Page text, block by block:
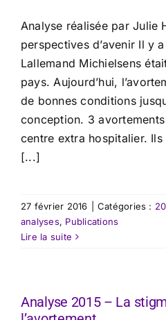
Analyse réalisée par Julie
perspectives d’avenir Il y
Lallemand Michielsens
pays. Aujourd’hui,
de bonnes conditions
conception. 3
centre extra hospitalier.
[...]
27 février 2016 Catégories :
analyses, Publications
Lire la suite
Analyse 2015 – La